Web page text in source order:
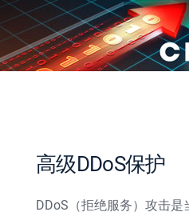
高级DDoS保护
DDoS（拒绝服务）攻击